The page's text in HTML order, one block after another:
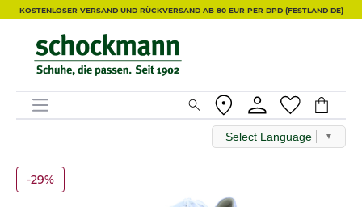
KOSTENLOSER VERSAND UND RÜCKVERSAND AB 80 EUR PER DPD (FESTLAND DE)
Select Language ▼
-29%